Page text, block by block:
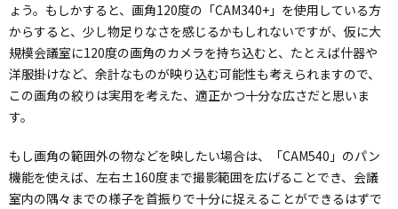
ょう。もしかすると、画角120度の「CAM340+」を使用している方
からすると、少し物足りなさを感じるかもしれないですが、仮に大
規模会議室に120度の画角のカメラを持ち込むと、たとえば什器や
洋服掛けなど、余計なものが映り込む可能性も考えられますので、
この画角の絞りは実用を考えた、適正かつ十分な広さだと思いま
す。
もし画角の範囲外の物などを映したい場合は、「CAM540」のパン
機能を使えば、左右±160度まで撮影範囲を広げることでき、会議
室内の隅々までの様子を首振りで十分に捉えることができるはずで